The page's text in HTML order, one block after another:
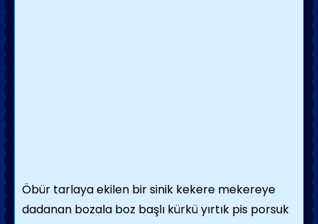
Öbür tarlaya ekilen bir sinik kekere mekereye
dadanan bozala boz başlı kürkü yırtık pis porsuk